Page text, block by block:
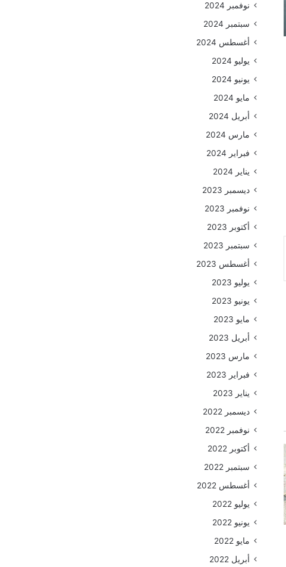
نوفمبر 2024
سبتمبر 2024
أغسطس 2024
يوليو 2024
يونيو 2024
مايو 2024
أبريل 2024
مارس 2024
فبراير 2024
يناير 2024
ديسمبر 2023
نوفمبر 2023
أكتوبر 2023
سبتمبر 2023
أغسطس 2023
يوليو 2023
يونيو 2023
مايو 2023
أبريل 2023
مارس 2023
فبراير 2023
يناير 2023
ديسمبر 2022
نوفمبر 2022
أكتوبر 2022
سبتمبر 2022
أغسطس 2022
يوليو 2022
يونيو 2022
مايو 2022
أبريل 2022